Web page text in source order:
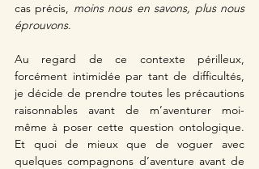
cas précis, moins nous en savons, plus nous
éprouvons.
Au regard de ce contexte périlleux,
forcément intimidée par tant de difficultés,
je décide de prendre toutes les précautions
raisonnables avant de m’aventurer moi-
même à poser cette question ontologique.
Et quoi de mieux que de voguer avec
quelques compagnons d’aventure avant de